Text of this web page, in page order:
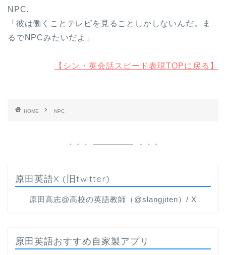
NPC.
「彼は働くことテレビを見ることしかしないんだ。ま
るでNPCみたいだよ」
【シン・英会話スピード表現TOPに戻る】
HOME NPC
原田英語X (旧twitter)
原田高志@高校の英語教師（@slangjiten）/ X
原田英語おすすめ自家製アプリ